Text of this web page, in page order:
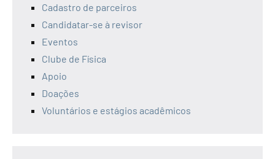
Cadastro de parceiros
Candidatar-se à revisor
Eventos
Clube de Física
Apoio
Doações
Voluntários e estágios acadêmicos